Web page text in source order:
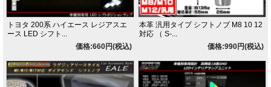
トヨタ 200系 ハイエース レジアスエ
ース LED シフト...
価格:660円(税込)
本革 汎用タイプ シフトノブ M8 10 12
対応 （ S-...
価格:990円(税込)